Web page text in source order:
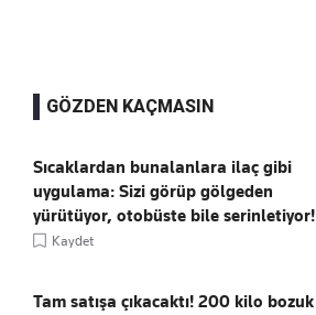
GÖZDEN KAÇMASIN
Sıcaklardan bunalanlara ilaç gibi
uygulama: Sizi görüp gölgeden
yürütüyor, otobüste bile serinletiyor!
Kaydet
Tam satışa çıkacaktı! 200 kilo bozuk